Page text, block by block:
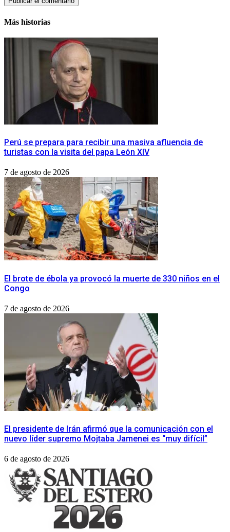
Más historias
Perú se prepara para recibir una masiva afluencia de
turistas con la visita del papa León XIV
7 de agosto de 2026
El brote de ébola ya provocó la muerte de 330 niños en el
Congo
7 de agosto de 2026
El presidente de Irán afirmó que la comunicación con el
nuevo líder supremo Mojtaba Jamenei es “muy difícil”
6 de agosto de 2026